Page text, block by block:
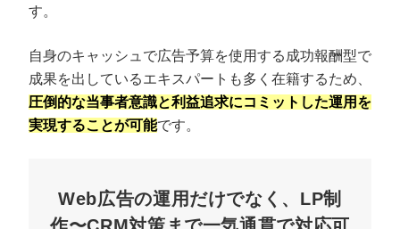
す。
自身のキャッシュで広告予算を使用する成功報酬型で
成果を出しているエキスパートも多く在籍するため、
圧倒的な当事者意識と利益追求にコミットした運用を
実現することが可能です。
Web広告の運用だけでなく、LP制